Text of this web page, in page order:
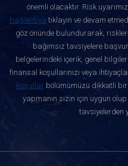
önemli olacaktır. Risk
bağlantıya tıklayın ve devam
göz önünde bulundurarak,
bağımsız tavsiyelere
belgelerindeki içerik, genel
finansal koşullarınızı veya
Koşullar bölümümüzü dikkatli bir
yapmanın sizin için uygun olup
tavsiyelerden